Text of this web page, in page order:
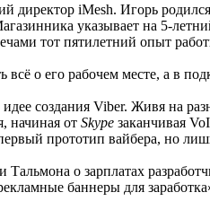
директор iMesh. Игорь
указывает на 5-
тот пятилетний опыт
всё о его рабочем месте, а в
идее создания Viber. Живя на
, начиная от Skype заканчивая
прототип вайбера, но
о зарплатах
баннеры для заработка